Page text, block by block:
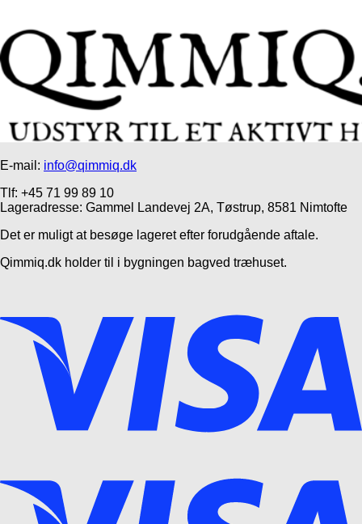
E-mail: info@qimmiq.dk
Tlf: +45 71 99 89 10
Lageradresse: Gammel Landevej 2A, Tøstrup, 8581 Nimtofte
Det er muligt at besøge lageret efter forudgående aftale.
Qimmiq.dk holder til i bygningen bagved træhuset.